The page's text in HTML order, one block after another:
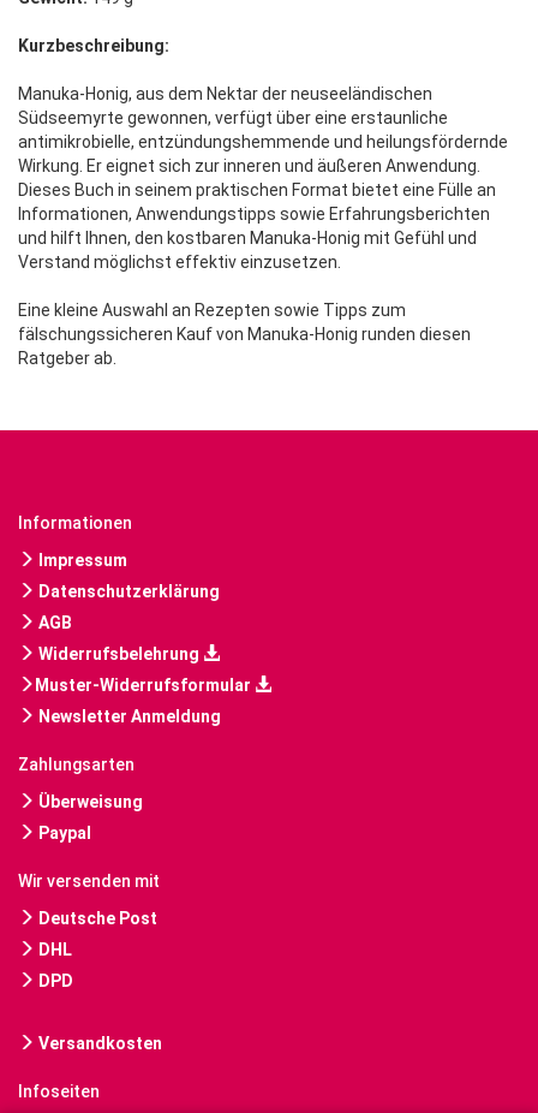
Kurzbeschreibung:
Manuka-Honig, aus dem Nektar der neuseeländischen
Südseemyrte gewonnen, verfügt über eine erstaunliche
antimikrobielle, entzündungshemmende und heilungsfördernde
Wirkung. Er eignet sich zur inneren und äußeren Anwendung.
Dieses Buch in seinem praktischen Format bietet eine Fülle an
Informationen, Anwendungstipps sowie Erfahrungsberichten
und hilft Ihnen, den kostbaren Manuka-Honig mit Gefühl und
Verstand möglichst effektiv einzusetzen.
Eine kleine Auswahl an Rezepten sowie Tipps zum
fälschungssicheren Kauf von Manuka-Honig runden diesen
Ratgeber ab.
Informationen
Impressum
Datenschutzerklärung
AGB
Widerrufsbelehrung
Muster-Widerrufsformular
Newsletter Anmeldung
Zahlungsarten
Überweisung
Paypal
Wir versenden mit
Deutsche Post
DHL
DPD
Versandkosten
Infoseiten